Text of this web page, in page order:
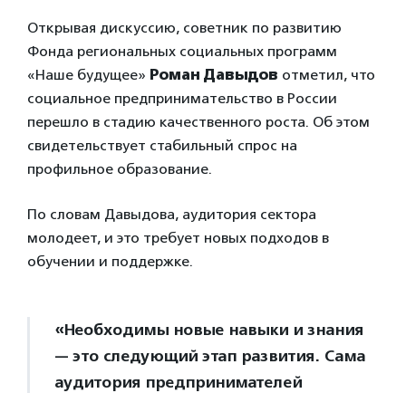
Открывая дискуссию, советник по развитию
Фонда региональных социальных программ
«Наше будущее» Роман Давыдов отметил, что
социальное предпринимательство в России
перешло в стадию качественного роста. Об этом
свидетельствует стабильный спрос на
профильное образование.
По словам Давыдова, аудитория сектора
молодеет, и это требует новых подходов в
обучении и поддержке.
«Необходимы новые навыки и знания
— это следующий этап развития. Сама
аудитория предпринимателей